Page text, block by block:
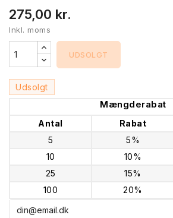
275,00 kr.
Inkl. moms
UDSOLGT
Udsolgt
Mængderabat
Antal Rabat
5
5%
10
10%
25
15%
100
20%